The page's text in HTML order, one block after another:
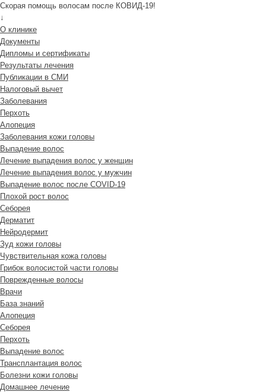
Скорая помощь волосам после КОВИД-19!
↓
О клинике
Документы
Дипломы и сертификаты
Результаты лечения
Публикации в СМИ
Налоговый вычет
Заболевания
Перхоть
Алопеция
Заболевания кожи головы
Выпадение волос
Лечение выпадения волос у женщин
Лечение выпадения волос у мужчин
Выпадение волос после COVID-19
Плохой рост волос
Cеборея
Дерматит
Нейродермит
Зуд кожи головы
Чувствительная кожа головы
Грибок волосистой части головы
Поврежденные волосы
Врачи
База знаний
Алопеция
Себорея
Перхоть
Выпадение волос
Трансплантация волос
Болезни кожи головы
Домашнее лечение